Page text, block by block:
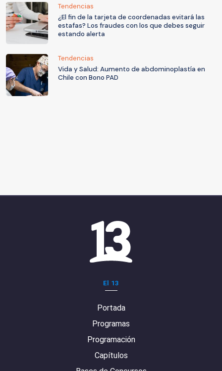
Tendencias
¿El fin de la tarjeta de coordenadas evitará las
estafas? Los fraudes con los que debes seguir
estando alerta
Tendencias
Vida y Salud: Aumento de abdominoplastía en
Chile con Bono PAD
El 13
Portada
Programas
Programación
Capítulos